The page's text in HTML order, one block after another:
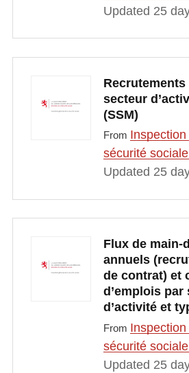
Updated 25
secteur
(SSM)
From
sécurité sociale
Updated 25
Flux de main-
annuels
de contrat) et
d’emplois par
d’activité et
From
sécurité sociale
Updated 25